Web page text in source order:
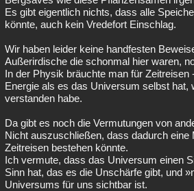
Es gibt eigentlich nichts, dass alle
könnte, auch kein Vredefort Einschlag.
Wir haben leider keine handfesten
Außerirdische die schonmal hier waren,
In der Physik bräuchte man für
Energie als es das Universum selbst hat,
verstanden habe.
Da gibt es noch die Vermutungen von
Nicht auszuschließen, dass dadurch eine
Zeitreisen bestehen könnte.
Ich vermute, dass das Universum einen
Sinn hat, das es die Unschärfe gibt, und
Universums für uns sichtbar ist.